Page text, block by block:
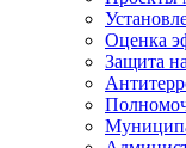
Оценка
Защита